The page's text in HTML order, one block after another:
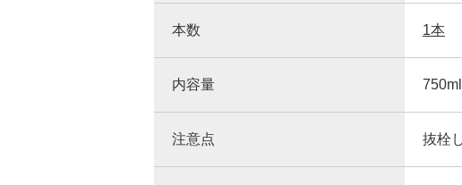
本数 1本
内容量 750ml
注意点 抜栓